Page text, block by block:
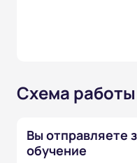
Схема работы
Вы отправляете
обучение